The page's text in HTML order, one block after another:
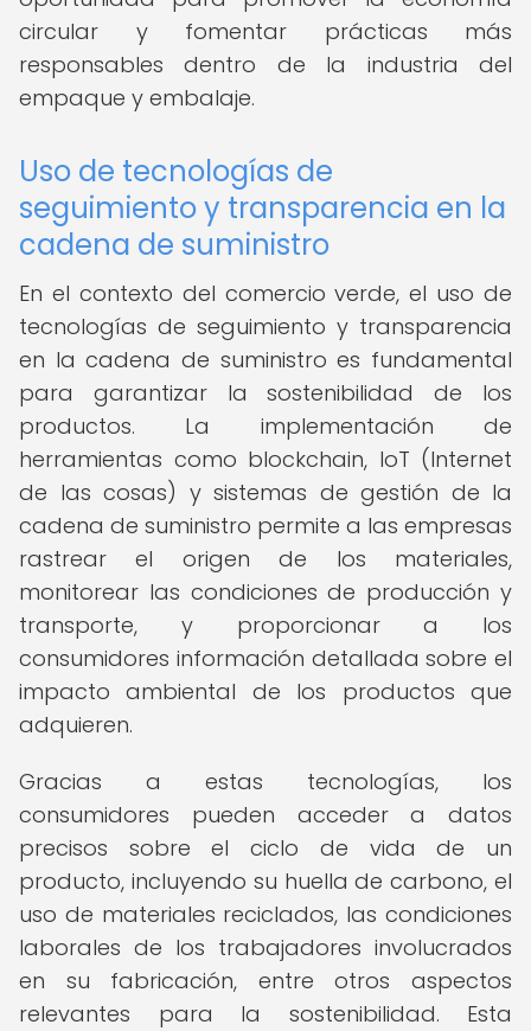
circular y fomentar prácticas más
responsables dentro de la industria del
empaque y embalaje.
Uso de tecnologías de
seguimiento y transparencia en la
cadena de suministro
En el contexto del comercio verde, el uso de
tecnologías de seguimiento y transparencia
en la cadena de suministro es fundamental
para garantizar la sostenibilidad de los
productos. La implementación de
herramientas como blockchain, IoT (Internet
de las cosas) y sistemas de gestión de la
cadena de suministro permite a las empresas
rastrear el origen de los materiales,
monitorear las condiciones de producción y
transporte, y proporcionar a los
consumidores información detallada sobre el
impacto ambiental de los productos que
adquieren.
Gracias a estas tecnologías, los
consumidores pueden acceder a datos
precisos sobre el ciclo de vida de un
producto, incluyendo su huella de carbono, el
uso de materiales reciclados, las condiciones
laborales de los trabajadores involucrados
en su fabricación, entre otros aspectos
relevantes para la sostenibilidad. Esta